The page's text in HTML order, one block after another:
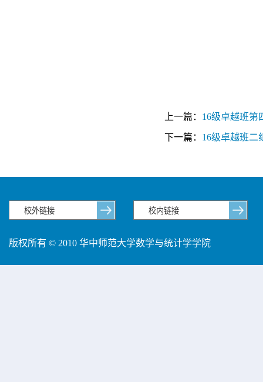
上一篇： 16级卓越班第
下一篇： 16级卓越班二
版权所有 © 2010 华中师范大学数学与统计学学院